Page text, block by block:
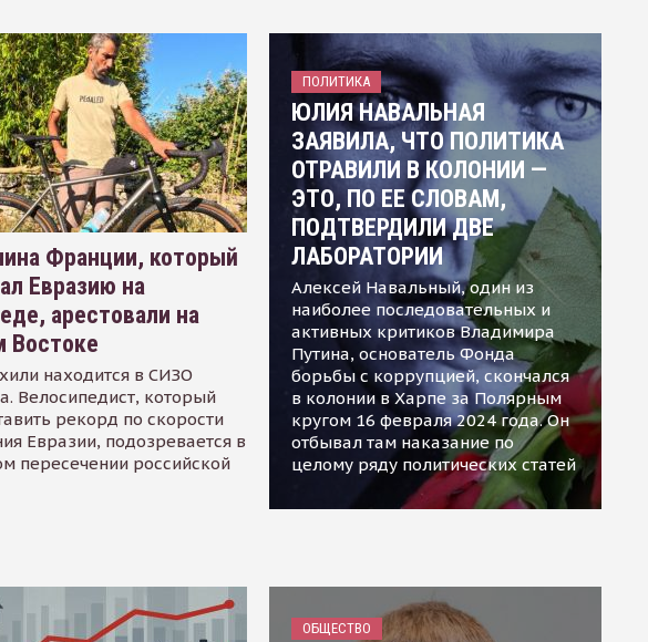
Франции, который
Евразию на
арестовали на
Востоке
находится в СИЗО
Велосипедист, который
рекорд по скорости
Евразии, подозревается в
пересечении российской
ПОЛИТИКА
ЮЛИЯ НАВАЛЬНАЯ
ЗАЯВИЛА, ЧТО ПОЛИТИКА
ОТРАВИЛИ В КОЛОНИИ —
ЭТО, ПО ЕЕ СЛОВАМ,
ПОДТВЕРДИЛИ ДВЕ
ЛАБОРАТОРИИ
Алексей Навальный, один из
наиболее последовательных и
активных критиков Владимира
Путина, основатель Фонда
борьбы с коррупцией, скончался
в колонии в Харпе за Полярным
кругом 16 февраля 2024 года. Он
отбывал там наказание по
целому ряду политических статей
ОБЩЕСТВО